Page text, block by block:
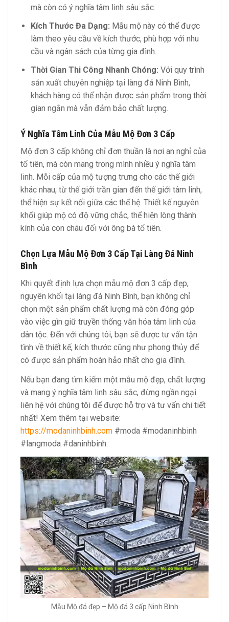
mà còn có ý nghĩa tâm linh sâu sắc.
Kích Thước Đa Dạng: Mẫu mộ này có thể được
làm theo yêu cầu về kích thước, phù hợp với nhu
cầu và ngân sách của từng gia đình.
Thời Gian Thi Công Nhanh Chóng: Với quy trình
sản xuất chuyên nghiệp tại làng đá Ninh Bình,
khách hàng có thể nhận được sản phẩm trong thời
gian ngắn mà vẫn đảm bảo chất lượng.
Ý Nghĩa Tâm Linh Của Mẫu Mộ Đơn 3 Cấp
Mộ đơn 3 cấp không chỉ đơn thuần là nơi an nghỉ của
tổ tiên, mà còn mang trong mình nhiều ý nghĩa tâm
linh. Mỗi cấp của mộ tượng trưng cho các thế giới
khác nhau, từ thế giới trần gian đến thế giới tâm linh,
thể hiện sự kết nối giữa các thế hệ. Thiết kế nguyên
khối giúp mộ có độ vững chắc, thể hiện lòng thành
kính của con cháu đối với ông bà tổ tiên.
Chọn Lựa Mẫu Mộ Đơn 3 Cấp Tại Làng Đá Ninh
Bình
Khi quyết định lựa chọn mẫu mộ đơn 3 cấp đẹp,
nguyên khối tại làng đá Ninh Bình, bạn không chỉ
chọn một sản phẩm chất lượng mà còn đóng góp
vào việc gìn giữ truyền thống văn hóa tâm linh của
dân tộc. Đến với chúng tôi, bạn sẽ được tư vấn tận
tình về thiết kế, kích thước cũng như phong thủy để
có được sản phẩm hoàn hảo nhất cho gia đình.
Nếu bạn đang tìm kiếm một mẫu mộ đẹp, chất lượng
và mang ý nghĩa tâm linh sâu sắc, đừng ngần ngại
liên hệ với chúng tôi để được hỗ trợ và tư vấn chi tiết
nhất! Xem thêm tại website:
https://modaninhbinh.com #moda #modaninhbinh
#langmoda #daninhbinh.
Mẫu Mộ đá đẹp – Mộ đá 3 cấp Ninh Bình